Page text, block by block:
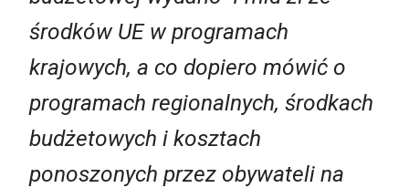
środków UE w programach
krajowych, a co dopiero mówić o
programach regionalnych, środkach
budżetowych i kosztach
ponoszonych przez obywateli na